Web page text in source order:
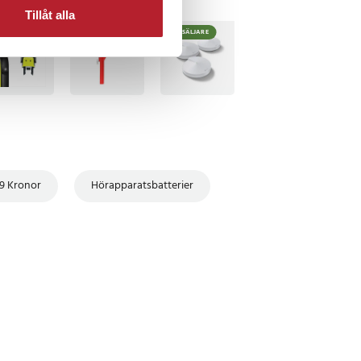
Tillåt alla
BÄSTSÄLJARE
Kronor Hörapparatsbatterier